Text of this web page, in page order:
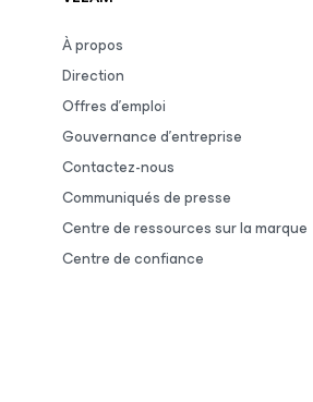
À propos
Direction
Offres d’emploi
Gouvernance d’entreprise
Contactez-nous
Communiqués de presse
Centre de ressources sur la marque
Centre de confiance